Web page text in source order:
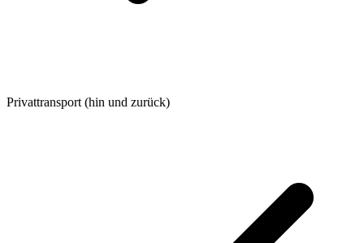
Privattransport (hin und zurück)